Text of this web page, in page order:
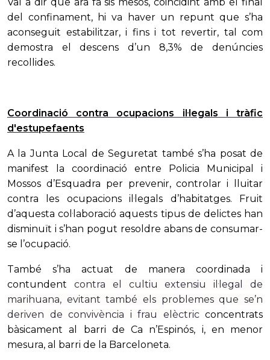
del confinament, hi va haver un repunt que s’ha
aconseguit estabilitzar, i fins i tot revertir, tal com
demostra el descens d’un 8,3% de denúncies
recollides.
Coordinació contra ocupacions il·legals i tràfic
d'estupefaents
A la Junta Local de Seguretat també s’ha posat de
manifest la coordinació entre Policia Municipal i
Mossos d’Esquadra per prevenir, controlar i lluitar
contra les ocupacions il·legals d’habitatges. Fruit
d’aquesta col·laboració aquests tipus de delictes han
disminuït i s’han pogut resoldre abans de consumar-
se l’ocupació.
També s’ha actuat de manera coordinada i
contundent contra el cultiu extensiu il·legal de
marihuana, evitant també els problemes que se’n
deriven de convivència i frau elèctricconcentrats
bàsicament al barri de Ca n’Espinós, i, en menor
mesura, al barri de la Barceloneta.